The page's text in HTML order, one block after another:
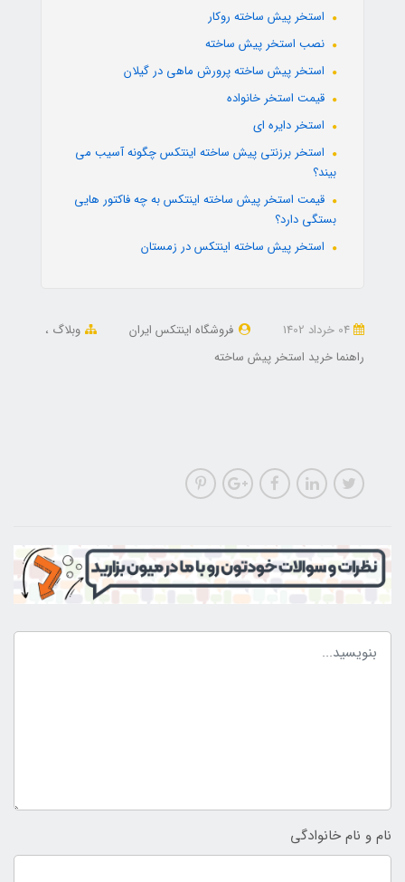
استخر پیش ساخته روکار
نصب استخر پیش ساخته
استخر پیش ساخته پرورش ماهی در گیلان
قیمت استخر خانواده
استخر دایره ای
استخر برزنتی پیش ساخته اینتکس چگونه آسیب می
بیند؟
قیمت استخر پیش ساخته اینتکس به چه فاکتور هایی
بستگی دارد؟
استخر پیش ساخته اینتکس در زمستان
فروشگاه اینتکس ایران
وبلاگ
راهنما خرید استخر پیش ساخته
نام و نام خانوادگی